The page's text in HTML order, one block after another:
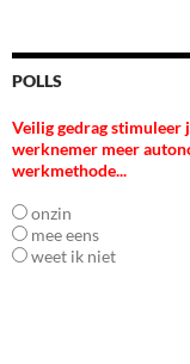
POLLS
Veilig gedrag stimuleer
werknemer meer
werkmethode...
onzin
mee eens
weet ik niet